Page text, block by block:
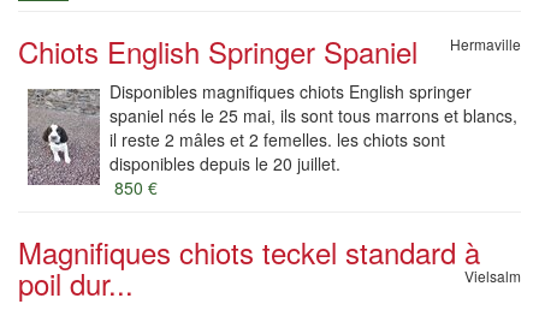
Chiots English Springer Spaniel Hermaville
Disponibles magnifiques chiots English springer
spaniel nés le 25 mai, ils sont tous marrons et blancs,
il reste 2 mâles et 2 femelles. les chiots sont
disponibles depuis le 20 juillet.
850 €
Magnifiques chiots teckel standard à
poil dur... Vielsalm